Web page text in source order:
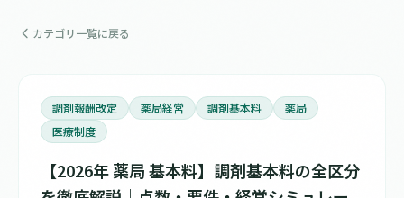
カテゴリ一覧に戻る
調剤報酬改定 薬局経営 調剤基本料
薬局
医療制度
【2026年 薬局 基本料】調剤基本料の全区分